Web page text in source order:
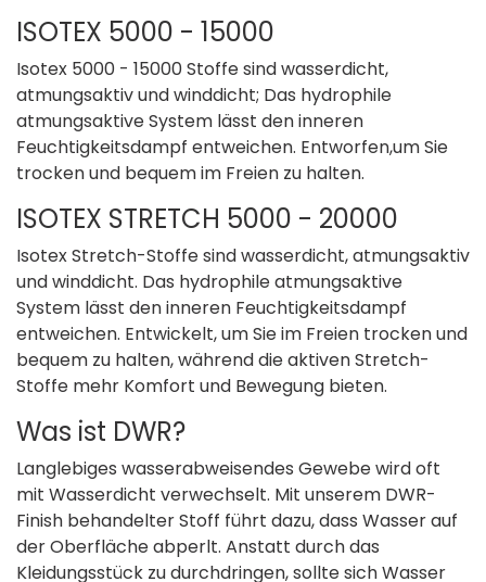
ISOTEX 5000 - 15000
Isotex 5000 - 15000 Stoffe sind wasserdicht,
atmungsaktiv und winddicht; Das hydrophile
atmungsaktive System lässt den inneren
Feuchtigkeitsdampf entweichen. Entworfen,um Sie
trocken und bequem im Freien zu halten.
ISOTEX STRETCH 5000 - 20000
Isotex Stretch-Stoffe sind wasserdicht, atmungsaktiv
und winddicht. Das hydrophile atmungsaktive
System lässt den inneren Feuchtigkeitsdampf
entweichen. Entwickelt, um Sie im Freien trocken und
bequem zu halten, während die aktiven Stretch-
Stoffe mehr Komfort und Bewegung bieten.
Was ist DWR?
Langlebiges wasserabweisendes Gewebe wird oft
mit Wasserdicht verwechselt. Mit unserem DWR-
Finish behandelter Stoff führt dazu, dass Wasser auf
der Oberfläche abperlt. Anstatt durch das
Kleidungsstück zu durchdringen, sollte sich Wasser